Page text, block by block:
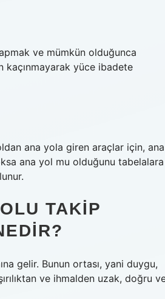
ve mümkün olduğunca
kaçınmayarak yüce ibadete
ana yola giren araçlar için, ana
ana yol mu olduğunu tabelalara
TAKIP
gelir. Bunun ortası, yani duygu,
ve ihmalden uzak, doğru